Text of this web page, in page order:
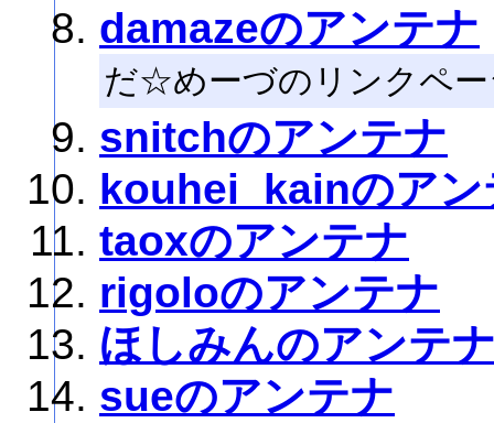
damazeのアンテナ
だ☆めーづのリンクペ
snitchのアンテナ
kouhei_kainのアン
taoxのアンテナ
rigoloのアンテナ
ほしみんのアンテ
sueのアンテナ